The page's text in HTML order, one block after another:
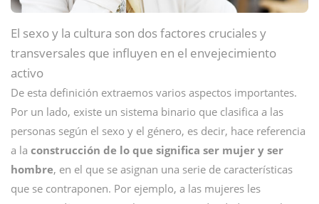
El sexo y la cultura son dos factores cruciales y
transversales que influyen en el envejecimiento
activo
De esta definición extraemos varios aspectos importantes.
Por un lado, existe un sistema binario que clasifica a las
personas según el sexo y el género, es decir, hace referencia
a la construcción de lo que significa ser mujer y ser
hombre, en el que se asignan una serie de características
que se contraponen. Por ejemplo, a las mujeres les